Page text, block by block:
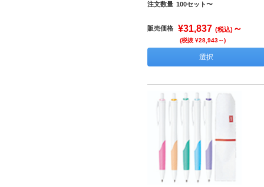
注文数量 100セット〜
販売価格 ¥31,837 (税込) ～
(税抜 ¥28,943～)
選択